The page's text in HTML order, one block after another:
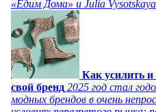
«Едим Дома» и Julia
Как усилить и
свой бренд 2025 год стал
модных брендов в очень